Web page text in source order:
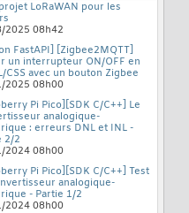
LoRaWAN pour les
2025 08h42
FastAPI] [Zigbee2MQTT]
un interrupteur ON/OFF en
CSS avec un bouton Zigbee
2025 08h00
Pi Pico][SDK C/C++] Le
analogique-
: erreurs DNL et INL -
2/2
2024 08h00
Pi Pico][SDK C/C++] Test
analogique-
- Partie 1/2
2024 08h00